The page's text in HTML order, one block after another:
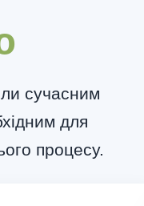
сучасним
для
процесу.